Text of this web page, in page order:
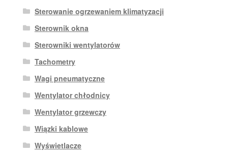
Sterowanie ogrzewaniem klimatyzacji
Sterownik okna
Sterowniki wentylatorów
Tachometry
Wagi pneumatyczne
Wentylator chłodnicy
Wentylator grzewczy
Wiązki kablowe
Wyświetlacze